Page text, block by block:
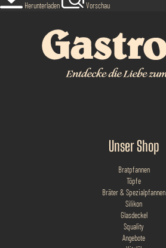
Herunterladen Vorschau
Unser Shop
Bratpfannen
Töpfe
Bräter & Spezialpfannen
Silikon
Glasdeckel
Squality
Angebote